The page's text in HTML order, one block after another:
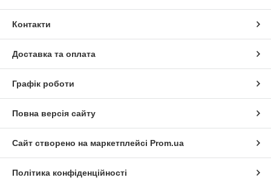
Контакти
Доставка та оплата
Графік роботи
Повна версія сайту
Сайт створено на маркетплейсі Prom.ua
Політика конфіденційності